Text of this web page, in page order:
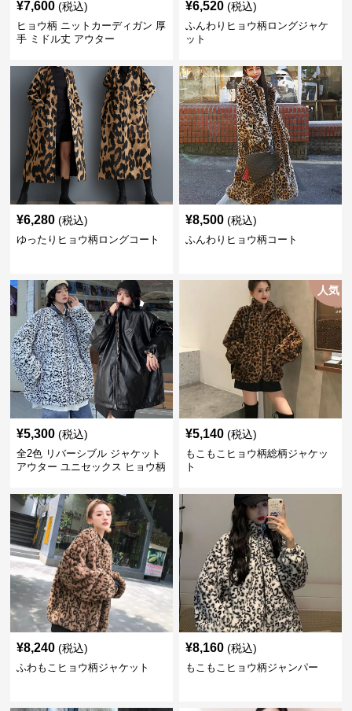
¥7,600 (税込)
ヒョウ柄 ニットカーディガン 厚
手 ミドル丈 アウター
¥6,520 (税込)
ふんわりヒョウ柄ロングジャケ
ット
¥6,280 (税込)
ゆったりヒョウ柄ロングコート
¥8,500 (税込)
ふんわりヒョウ柄コート
¥5,300 (税込)
全2色 リバーシブル ジャケット
アウター ユニセックス ヒョウ柄
人気
¥5,140 (税込)
もこもこヒョウ柄総柄ジャケッ
ト
¥8,240 (税込)
ふわもこヒョウ柄ジャケット
¥8,160 (税込)
もこもこヒョウ柄ジャンパー